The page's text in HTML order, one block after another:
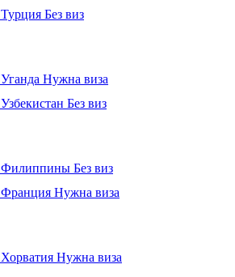
Турция Без виз
Уганда Нужна виза
Узбекистан Без виз
Филиппины Без виз
Франция Нужна виза
Хорватия Нужна виза